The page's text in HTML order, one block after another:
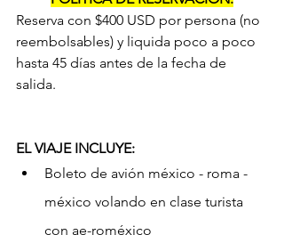
Reserva con $400 USD por persona (no
reembolsables) y liquida poco a poco
hasta 45 días antes de la fecha de
salida.
EL VIAJE INCLUYE:
Boleto de avión méxico - roma -
méxico volando en clase turista
con ae-roméxico